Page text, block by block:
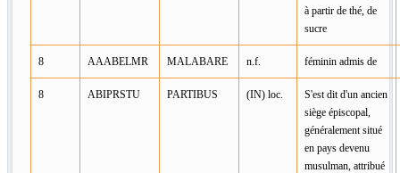
à partir de thé, de
sucre
8 AAABELMR MALABARE n.f. féminin admis de
8 ABIPRSTU PARTIBUS (IN) loc.
S'est dit d'un ancien
siège épiscopal,
généralement situé
en pays devenu
musulman, attribué